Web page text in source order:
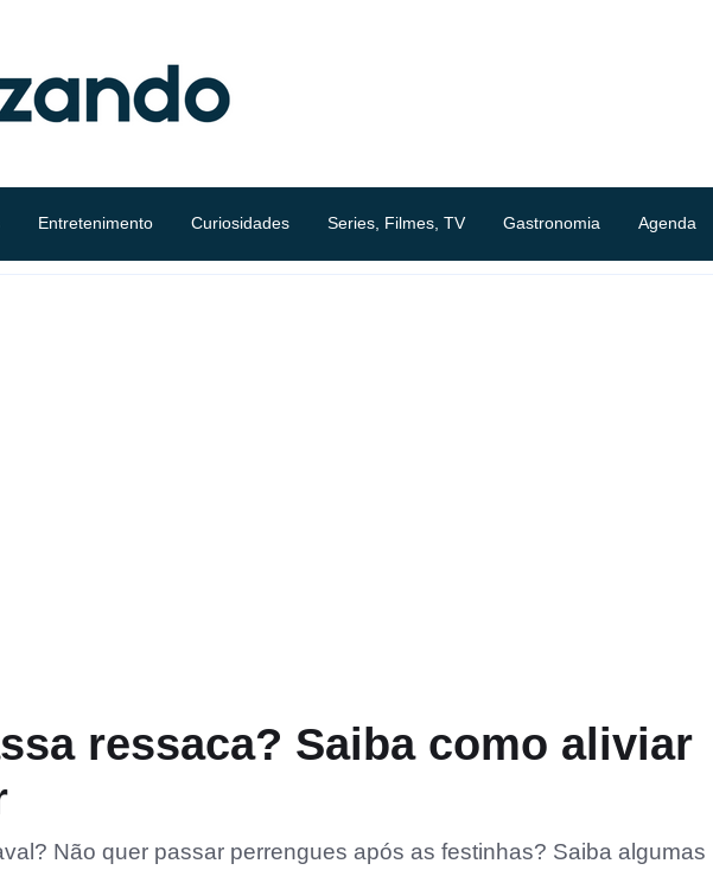
Entretenimento Curiosidades Series, Filmes, TV Gastronomia Agenda
ressaca? Saiba como aliviar
Não quer passar perrengues após as festinhas? Saiba algumas